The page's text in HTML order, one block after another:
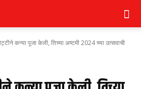
कन्या पूजा केली, तिच्या अष्टमी 2024 च्या उत्सवाची